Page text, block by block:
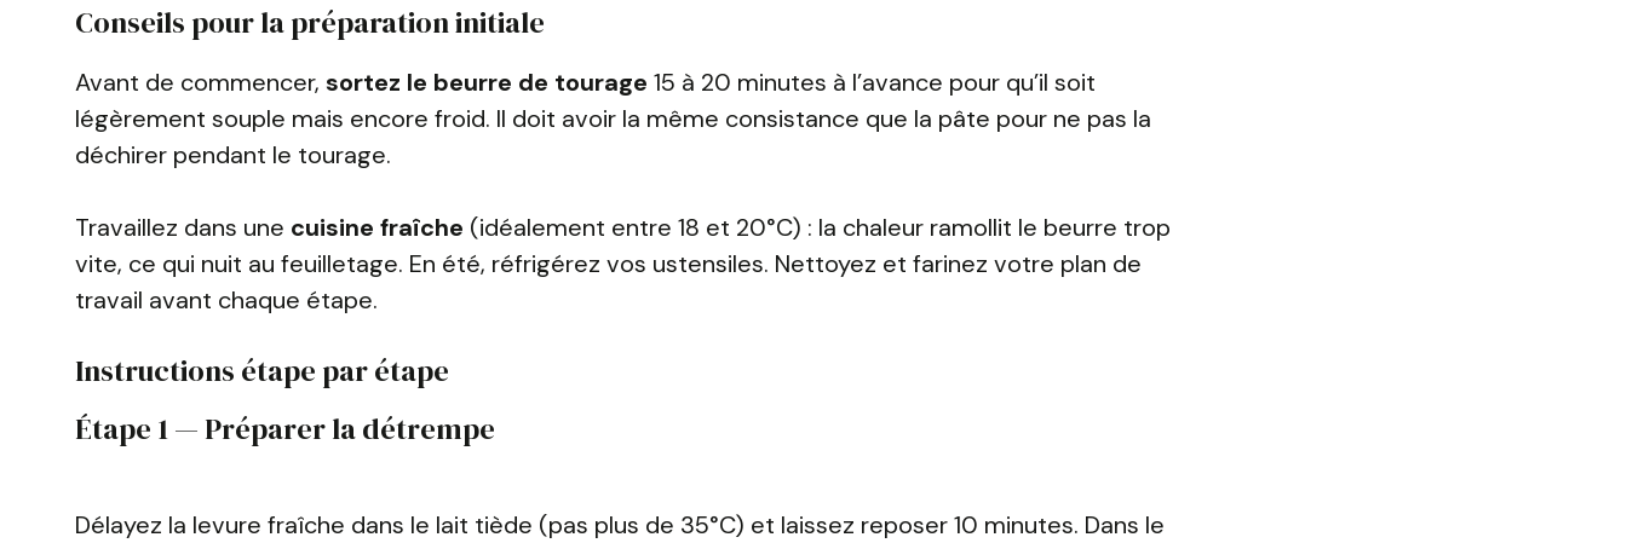
Conseils pour la préparation initiale
Avant de commencer, sortez le beurre de tourage 15 à 20 minutes à l’avance pour qu’il soit
légèrement souple mais encore froid. Il doit avoir la même consistance que la pâte pour ne pas la
déchirer pendant le tourage.
Travaillez dans une cuisine fraîche (idéalement entre 18 et 20°C) : la chaleur ramollit le beurre trop
vite, ce qui nuit au feuilletage. En été, réfrigérez vos ustensiles. Nettoyez et farinez votre plan de
travail avant chaque étape.
Instructions étape par étape
Étape 1 — Préparer la détrempe
Délayez la levure fraîche dans le lait tiède (pas plus de 35°C) et laissez reposer 10 minutes. Dans le